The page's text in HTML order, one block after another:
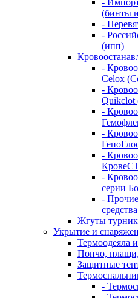
-
(бинты
-
-
(ипп)
-
Celox
-
Quikclot
-
-
-
-
серии
-
средства
Жгуты
Укрытие и
Термоодеяла
Пончо,
Защитные
-